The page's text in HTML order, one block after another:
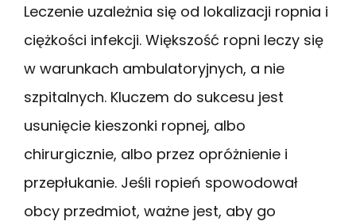
Leczenie uzależnia się od lokalizacji ropnia i
ciężkości infekcji. Większość ropni leczy się
w warunkach ambulatoryjnych, a nie
szpitalnych. Kluczem do sukcesu jest
usunięcie kieszonki ropnej, albo
chirurgicznie, albo przez opróżnienie i
przepłukanie. Jeśli ropień spowodował
obcy przedmiot, ważne jest, aby go